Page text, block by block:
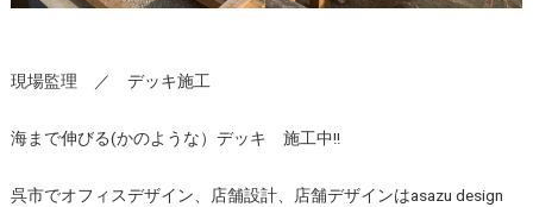
現場監理 ／ デッキ施工
海まで伸びる(かのような）デッキ 施工中!!
呉市でオフィスデザイン、店舗設計、店舗デザインはasazu design